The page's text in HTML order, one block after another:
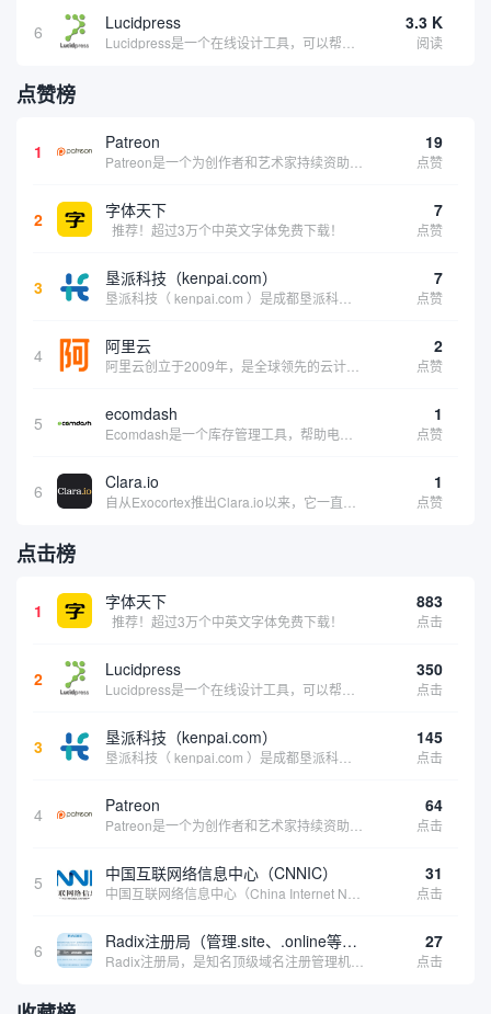
6 Lucidpress 3.3 K
阅读
点赞榜
1 Patreon 19
点赞
2 字体天下
推荐！超过3万个中英文字体免费下载！
7
点赞
3 垦派科技（kenpai.com） 7
点赞
4 阿里云 2
点赞
5 ecomdash 1
点赞
6 Clara.io 1
点赞
点击榜
1 字体天下
推荐！超过3万个中英文字体免费下载！
883
点击
2 Lucidpress 350
点击
3 垦派科技（kenpai.com） 145
点击
4 Patreon 64
点击
5 中国互联网络信息中心（CNNIC） 31
点击
6 Radix注册局（管理.site、.online等顶级域名） 27
点击